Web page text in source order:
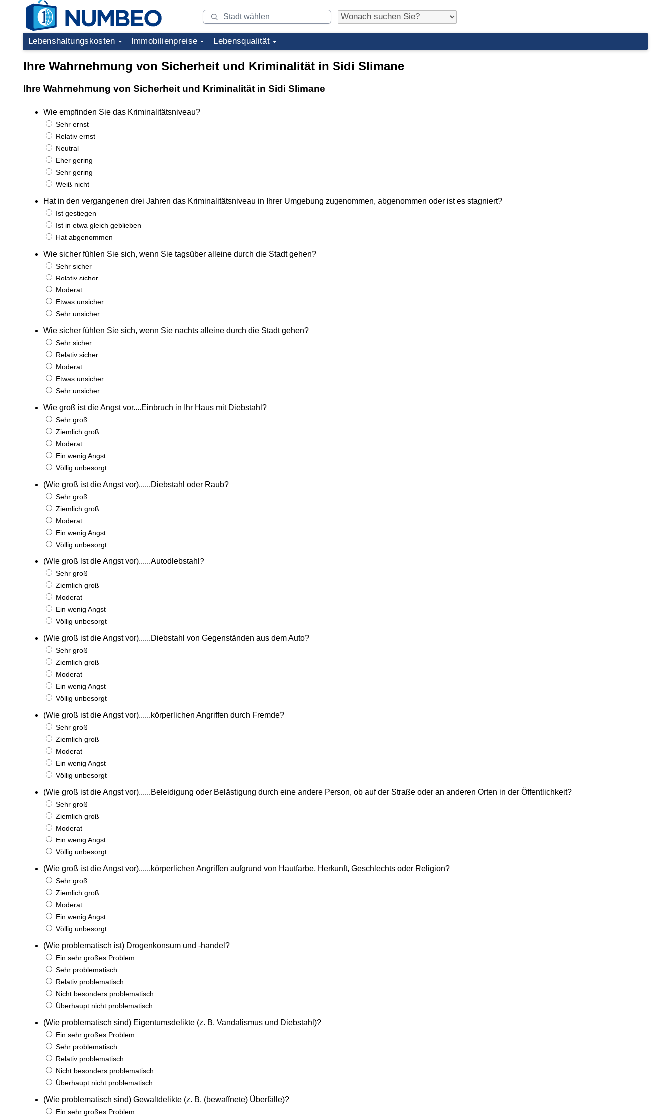
Lebenshaltungskosten Immobilienpreise Lebensqualität
Ihre Wahrnehmung von Sicherheit und Kriminalität in Sidi Slimane
Ihre Wahrnehmung von Sicherheit und Kriminalität in Sidi Slimane
Wie empfinden Sie das Kriminalitätsniveau?
Sehr ernst
Relativ ernst
Neutral
Eher gering
Sehr gering
Weiß nicht
Hat in den vergangenen drei Jahren das Kriminalitätsniveau in Ihrer Umgebung zugenommen, abgenommen oder ist es stagniert?
Ist gestiegen
Ist in etwa gleich geblieben
Hat abgenommen
Wie sicher fühlen Sie sich, wenn Sie tagsüber alleine durch die Stadt gehen?
Sehr sicher
Relativ sicher
Moderat
Etwas unsicher
Sehr unsicher
Wie sicher fühlen Sie sich, wenn Sie nachts alleine durch die Stadt gehen?
Sehr sicher
Relativ sicher
Moderat
Etwas unsicher
Sehr unsicher
Wie groß ist die Angst vor....Einbruch in Ihr Haus mit Diebstahl?
Sehr groß
Ziemlich groß
Moderat
Ein wenig Angst
Völlig unbesorgt
(Wie groß ist die Angst vor)......Diebstahl oder Raub?
Sehr groß
Ziemlich groß
Moderat
Ein wenig Angst
Völlig unbesorgt
(Wie groß ist die Angst vor)......Autodiebstahl?
Sehr groß
Ziemlich groß
Moderat
Ein wenig Angst
Völlig unbesorgt
(Wie groß ist die Angst vor)......Diebstahl von Gegenständen aus dem Auto?
Sehr groß
Ziemlich groß
Moderat
Ein wenig Angst
Völlig unbesorgt
(Wie groß ist die Angst vor)......körperlichen Angriffen durch Fremde?
Sehr groß
Ziemlich groß
Moderat
Ein wenig Angst
Völlig unbesorgt
(Wie groß ist die Angst vor)......Beleidigung oder Belästigung durch eine andere Person, ob auf der Straße oder an anderen Orten in der Öffentlichkeit?
Sehr groß
Ziemlich groß
Moderat
Ein wenig Angst
Völlig unbesorgt
(Wie groß ist die Angst vor)......körperlichen Angriffen aufgrund von Hautfarbe, Herkunft, Geschlechts oder Religion?
Sehr groß
Ziemlich groß
Moderat
Ein wenig Angst
Völlig unbesorgt
(Wie problematisch ist) Drogenkonsum und -handel?
Ein sehr großes Problem
Sehr problematisch
Relativ problematisch
Nicht besonders problematisch
Überhaupt nicht problematisch
(Wie problematisch sind) Eigentumsdelikte (z. B. Vandalismus und Diebstahl)?
Ein sehr großes Problem
Sehr problematisch
Relativ problematisch
Nicht besonders problematisch
Überhaupt nicht problematisch
(Wie problematisch sind) Gewaltdelikte (z. B. (bewaffnete) Überfälle)?
Ein sehr großes Problem